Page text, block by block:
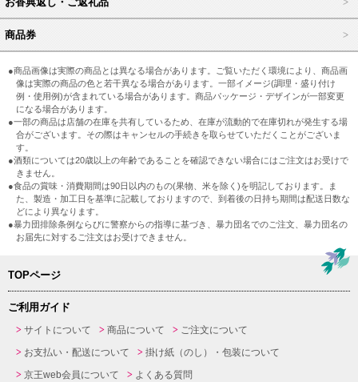
商品券
●商品画像は実際の商品とは異なる場合があります。ご覧いただく環境により、商品画
像は実際の商品の色と若干異なる場合があります。一部イメージ(調理・盛り付け
例・使用例)が含まれている場合があります。商品パッケージ・デザインが一部変更
になる場合があります。
●一部の商品は店舗の在庫を共有しているため、在庫が流動的で在庫切れが発生する場
合がございます。その際はキャンセルの手続きを取らせていただくことがございま
す。
●酒類については20歳以上の年齢であることを確認できない場合にはご注文はお受けで
きません。
●食品の賞味・消費期間は90日以内のもの(果物、米を除く)を明記しております。ま
た、製造・加工日を基準に記載しておりますので、到着後の日持ち期間は配送日数な
どにより異なります。
●暴力団排除条例ならびに警察からの指導に基づき、暴力団名でのご注文、暴力団名の
お届先に対するご注文はお受けできません。
TOPページ
ご利用ガイド
サイトについて 商品について
ご注文について
お支払い・配送について
掛け紙（のし）・包装について
京王web会員について
よくある質問